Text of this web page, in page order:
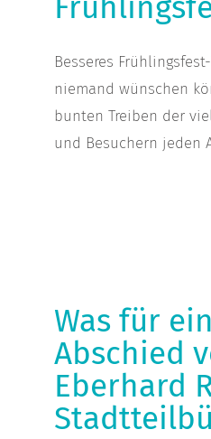
Besseres
niemand wünschen
bunten Treiben der
und Besuchern jeden
Was für
Abschied
Eberhard